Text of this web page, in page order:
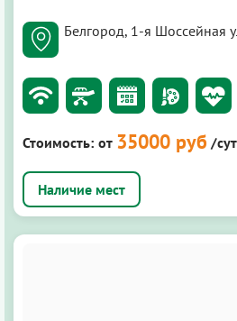
Белгород, 1-я Шоссейная
Стоимость: от 35000 руб /